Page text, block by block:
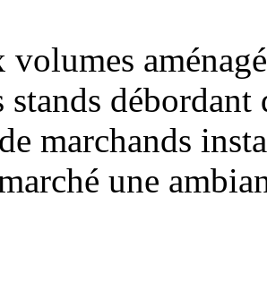
volumes
stands
marchands
une